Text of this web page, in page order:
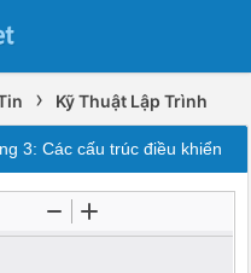
› Kỹ Thuật Lập Trình
3: Các cấu trúc điều khiển